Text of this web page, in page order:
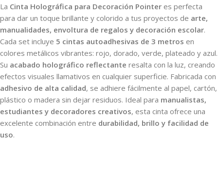
La Cinta Holográfica para Decoración Pointer es perfecta
para dar un toque brillante y colorido a tus proyectos de arte,
manualidades, envoltura de regalos y decoración escolar.
Cada set incluye 5 cintas autoadhesivas de 3 metros en
colores metálicos vibrantes: rojo, dorado, verde, plateado y azul.
Su acabado holográfico reflectante resalta con la luz, creando
efectos visuales llamativos en cualquier superficie. Fabricada con
adhesivo de alta calidad, se adhiere fácilmente al papel, cartón,
plástico o madera sin dejar residuos. Ideal para manualistas,
estudiantes y decoradores creativos, esta cinta ofrece una
excelente combinación entre durabilidad, brillo y facilidad de
uso.